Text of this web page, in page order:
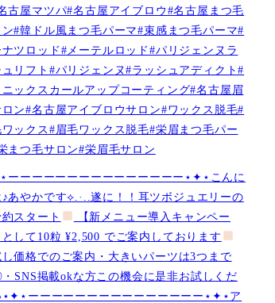
古屋マツパ#名古屋アイブロウ#名古屋まつ毛
#韓ドル風まつ毛パーマ#束感まつ毛パーマ#
ナツロッド#メーテルロッド#パリジェンヌラ
ュリフト#パリジェンヌ#ラッシュアディクト#
ニックスカールアップコーティング#名古屋眉
ン#名古屋アイブロウサロン#ワックス脱毛#
ワックス#眉毛ワックス脱毛#栄眉まつ毛パー
まつ毛サロン#栄眉毛サロン
ーーーーーーーーーーーーーーー⋆✦⋆こんに
♪あやかです︎⟡.·..遂に！！耳ツボジュエリーの
約スタート
【新メニュー導入キャンペー
として10粒 ¥2,500 でご案内しております
し価格でのご案内・大きいパーツは3つまで
SNS掲載okな方この機会に是非お試しくだ
⋆✦⋆ーーーーーーーーーーーーーーー⋆✦⋆ア